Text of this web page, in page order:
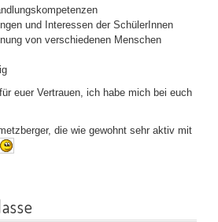
und Interessen der SchülerInnen
von verschiedenen Menschen
euer Vertrauen, ich habe mich bei euch
die wie gewohnt sehr aktiv mit